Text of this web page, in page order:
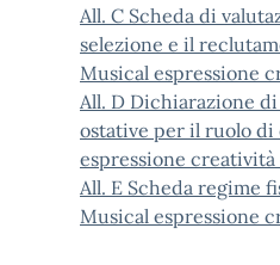
All. C Scheda di
selezione e il
Musical espressione
All. D Dichiarazione
ostative per il ruolo
espressione
All. E Scheda regime
Musical espressione